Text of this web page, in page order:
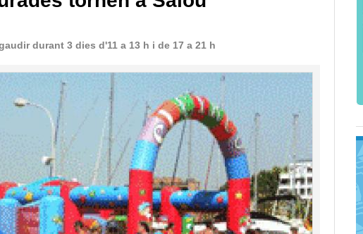
durant 3 dies d'11 a 13 h i de 17 a 21 h